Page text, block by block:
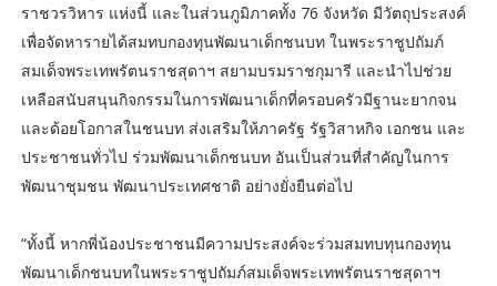
ราชวรวิหาร แห่งนี้ และในส่วนภูมิภาคทั้ง 76 จังหวัด มีวัตถุประสงค์
เพื่อจัดหารายได้สมทบกองทุนพัฒนาเด็กชนบท ในพระราชูปถัมภ์
สมเด็จพระเทพรัตนราชสุดาฯ สยามบรมราชกุมารี และนำไปช่วย
เหลือสนับสนุนกิจกรรมในการพัฒนาเด็กที่ครอบครัวมีฐานะยากจน
และด้อยโอกาสในชนบท ส่งเสริมให้ภาครัฐ รัฐวิสาหกิจ เอกชน และ
ประชาชนทั่วไป ร่วมพัฒนาเด็กชนบท อันเป็นส่วนที่สำคัญในการ
พัฒนาชุมชน พัฒนาประเทศชาติ อย่างยั่งยืนต่อไป
“ทั้งนี้ หากพี่น้องประชาชนมีความประสงค์จะร่วมสมทบทุนกองทุน
พัฒนาเด็กชนบทในพระราชูปถัมภ์สมเด็จพระเทพรัตนราชสุดาฯ